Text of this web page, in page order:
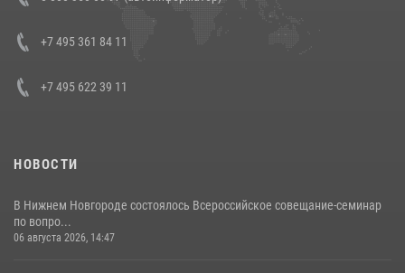
+7 495 361 84 11
+7 495 622 39 11
НОВОСТИ
В Нижнем Новгороде состоялось Всероссийское совещание-семинар
по вопро...
06 августа 2026, 14:47